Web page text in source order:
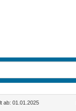
ab: 01.01.2025